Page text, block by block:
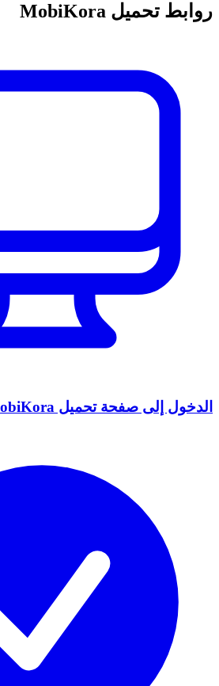
روابط تحميل MobiKora
الدخول إلى صفحة تحميل MobiKora ويندرويد